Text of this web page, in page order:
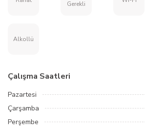
Gerekli
Alkollü
Çalışma Saatleri
Pazartesi
Çarşamba
Perşembe